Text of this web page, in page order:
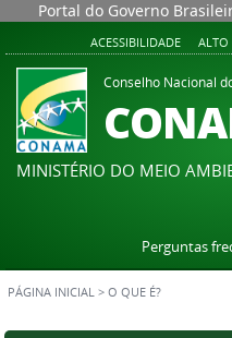
Portal do Governo
ACESSIBILIDADE ALTO
Conselho Nacional
MINISTÉRIO DO MEIO
Perguntas
PÁGINA INICIAL > O QUE É?